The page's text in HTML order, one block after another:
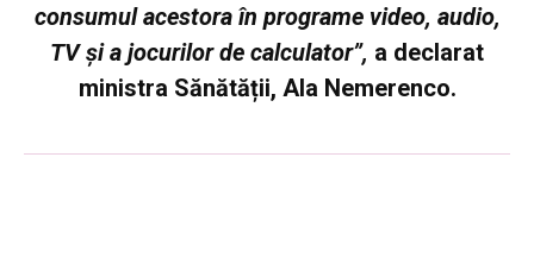
consumul acestora în programe video, audio,
TV și a jocurilor de calculator”, a declarat
ministra Sănătății, Ala Nemerenco.